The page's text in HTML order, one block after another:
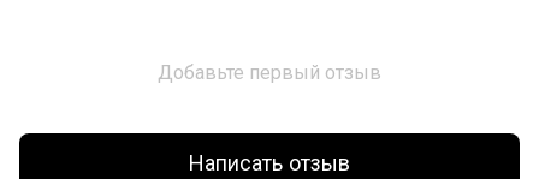
Добавьте первый отзыв
Написать отзыв